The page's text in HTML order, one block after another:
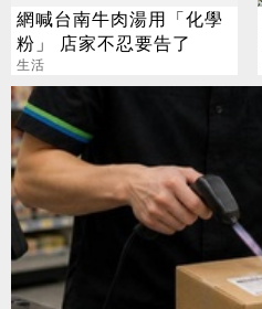
網喊台南牛肉湯用「化學
粉」 店家不忍要告了
生活